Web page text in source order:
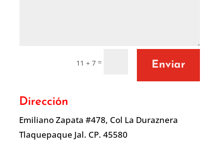
11 + 7= Enviar
Dirección
Emiliano Zapata #478, Col La Duraznera
Tlaquepaque Jal. CP. 45580